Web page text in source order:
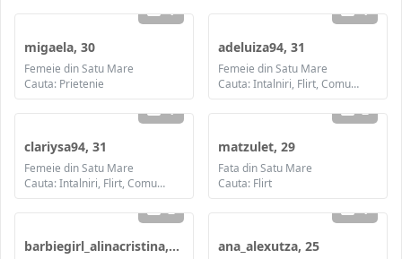
1
migaela, 30
Femeie din Satu Mare
Cauta: Prietenie
1
adeluiza94, 31
Femeie din Satu Mare
Cauta: Intalniri, Flirt, Comunicare / chat, Prietenie, Casatorie
1
clariysa94, 31
Femeie din Satu Mare
Cauta: Intalniri, Flirt, Comunicare / chat, Prietenie, Casatorie
2
matzulet, 29
Fata din Satu Mare
Cauta: Flirt
2
barbiegirl_alinacristina, 29
1
ana_alexutza, 25